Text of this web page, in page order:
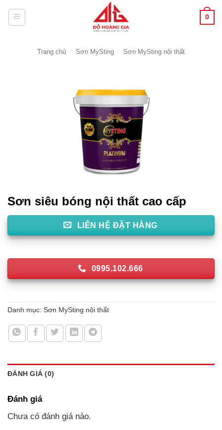
0
Trang chủ / Sơn MySting / Sơn MySting nội thất
Sơn siêu bóng nội thất cao cấp
LIÊN HỆ ĐẶT HÀNG
0995.102.666
Danh mục: Sơn MySting nội thất
ĐÁNH GIÁ (0)
Đánh giá
Chưa có đánh giá nào.